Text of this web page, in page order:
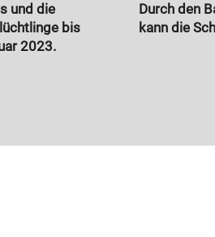
und die
bis
2023.
Durch den
kann die